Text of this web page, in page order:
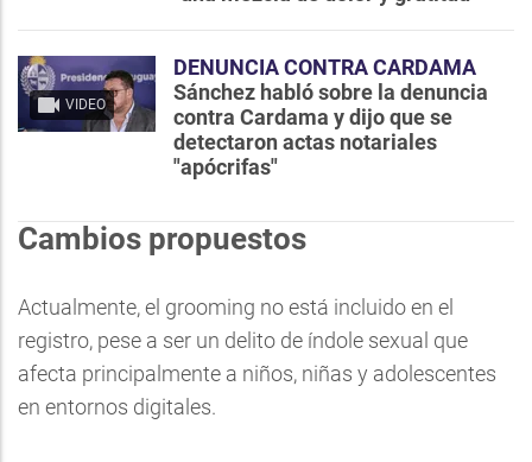
VIDEO
DENUNCIA CONTRA CARDAMA
Sánchez habló sobre la denuncia
contra Cardama y dijo que se
detectaron actas notariales
"apócrifas"
Cambios propuestos
Actualmente, el grooming no está incluido en el
registro, pese a ser un delito de índole sexual que
afecta principalmente a niños, niñas y adolescentes
en entornos digitales.